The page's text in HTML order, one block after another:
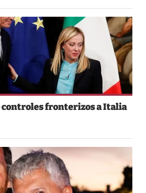
controles fronterizos a Italia